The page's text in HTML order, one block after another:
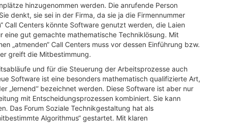
hinzugenommen werden. Die anrufende Person
denkt, sie sei in der Firma, da sie ja die Firmennummer
Call Centers könnte Software genutzt werden, die Laien
eine gut gemachte mathematische Techniklösung. Mit
„atmenden“ Call Centers muss vor dessen Einführung bzw.
greift die Mitbestimmung.
und für die Steuerung der Arbeitsprozesse auch
Software ist eine besonders mathematisch qualifizierte Art,
„lernend“ bezeichnet werden. Diese Software ist aber nur
mit Entscheidungsprozessen kombiniert. Sie kann
Das Forum Soziale Technikgestaltung hat als
Algorithmus“ gestartet. Mit klaren